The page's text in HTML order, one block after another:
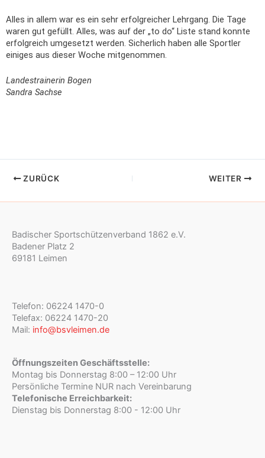
Alles in allem war es ein sehr erfolgreicher Lehrgang. Die Tage
waren gut gefüllt. Alles, was auf der „to do“ Liste stand konnte
erfolgreich umgesetzt werden. Sicherlich haben alle Sportler
einiges aus dieser Woche mitgenommen.
Landestrainerin Bogen
Sandra Sachse
ZURÜCK WEITER
Badischer Sportschützenverband 1862 e.V.
Badener Platz 2
69181 Leimen
Telefon: 06224 1470-0
Telefax: 06224 1470-20
Mail: info@bsvleimen.de
Öffnungszeiten Geschäftsstelle:
Montag bis Donnerstag 8:00 – 12:00 Uhr
Persönliche Termine NUR nach Vereinbarung
Telefonische Erreichbarkeit:
Dienstag bis Donnerstag 8:00 - 12:00 Uhr